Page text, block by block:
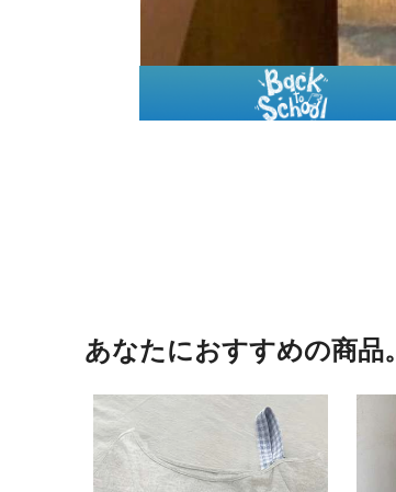
あなたにおすすめの商品。